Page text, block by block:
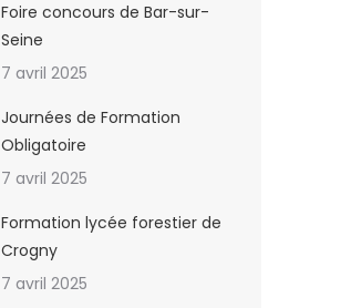
Foire concours de Bar-sur-
Seine
7 avril 2025
Journées de Formation
Obligatoire
7 avril 2025
Formation lycée forestier de
Crogny
7 avril 2025